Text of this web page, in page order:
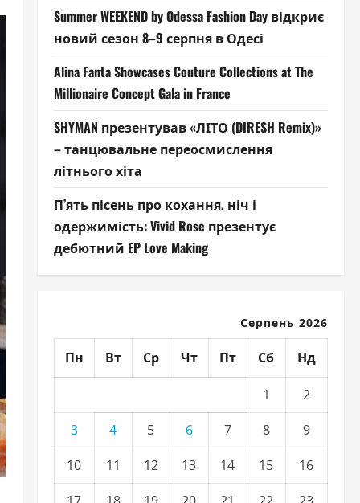
Summer WEEKEND by Odessa Fashion Day відкриє
новий сезон 8–9 серпня в Одесі
Alina Fanta Showcases Couture Collections at The
Millionaire Concept Gala in France
SHYMAN презентував «ЛІТО (DIRESH Remix)»
– танцювальне переосмислення
літнього хіта
П’ять пісень про кохання, ніч і
одержимість: Vivid Rose презентує
дебютний EP Love Making
Серпень 2026
Пн Вт Ср Чт Пт Сб Нд
1
2
3
4 5 6 7 8
9
10
11 12 13 14 15
16